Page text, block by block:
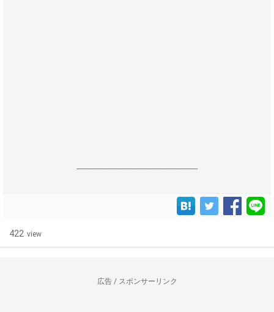
------------------------------------------------------------------
422 view
広告 / スポンサーリンク